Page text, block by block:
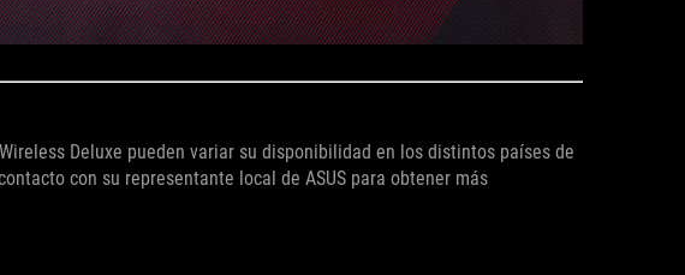
Deluxe pueden variar su disponibilidad en los distintos países de
con su representante local de ASUS para obtener más